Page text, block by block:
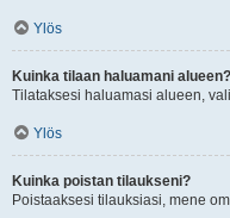
Ylös
Kuinka tilaan haluamani alueen?
Tilataksesi haluamasi alueen,
Ylös
Kuinka poistan tilaukseni?
Poistaaksesi tilauksiasi, mene